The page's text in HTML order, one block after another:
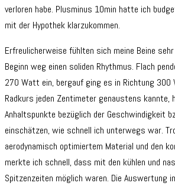
verloren habe. Plusminus 10min hatte ich
mit der Hypothek klarzukommen.
Erfreulicherweise fühlten sich meine Beine
Beginn weg einen soliden Rhythmus. Flach
270 Watt ein, bergauf ging es in Richtung 300
Radkurs jeden Zentimeter genaustens
Anhaltspunkte bezüglich der Geschwindigkeit
einschätzen, wie schnell ich unterwegs war.
aerodynamisch optimiertem Material und den
merkte ich schnell, dass mit den kühlen und
Spitzenzeiten möglich waren. Die Auswertung